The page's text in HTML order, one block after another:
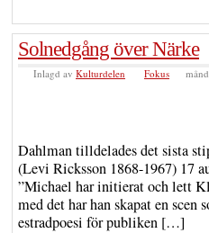
Solnedgång över Närke
Inlagd av Kulturdelen Fokus
Dahlman tilldelades det sista
(Levi Ricksson 1868-1967) 17
”Michael har initierat och lett
med det har han skapat en scen
estradpoesi för publiken […]